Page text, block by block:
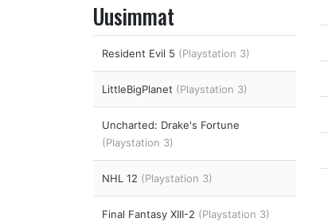
Uusimmat
Resident Evil 5 (Playstation 3)
LittleBigPlanet (Playstation 3)
Uncharted: Drake's Fortune
(Playstation 3)
NHL 12 (Playstation 3)
Final Fantasy XIII-2 (Playstation 3)